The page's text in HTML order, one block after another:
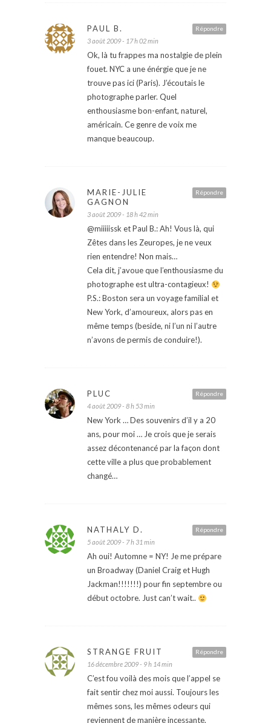
Répondre
PAUL B.
3 août 2009 - 17 h 02 min
Ok, là tu frappes ma nostalgie de plein
fouet. NYC a une énérgie que je ne
trouve pas ici (Paris). J’écoutais le
photographe parler. Quel
enthousiasme bon-enfant, naturel,
américain. Ce genre de voix me
manque beaucoup.
Répondre
MARIE-JULIE
GAGNON
3 août 2009 - 18 h 42 min
@miiiiissk et Paul B.: Ah! Vous là, qui
Zêtes dans les Zeuropes, je ne veux
rien entendre! Non mais…
Cela dit, j’avoue que l’enthousiasme du
photographe est ultra-contagieux!
P.S.: Boston sera un voyage familial et
New York, d’amoureux, alors pas en
même temps (beside, ni l’un ni l’autre
n’avons de permis de conduire!).
Répondre
PLUC
4 août 2009 - 8 h 53 min
New York … Des souvenirs d’il y a 20
ans, pour moi … Je crois que je serais
assez décontenancé par la façon dont
cette ville a plus que probablement
changé…
Répondre
NATHALY D.
5 août 2009 - 7 h 31 min
Ah oui! Automne = NY! Je me prépare
un Broadway (Daniel Craig et Hugh
Jackman!!!!!!!) pour fin septembre ou
début octobre. Just can’t wait..
Répondre
STRANGE FRUIT
16 décembre 2009 - 9 h 14 min
C’est fou voilà des mois que l’appel se
fait sentir chez moi aussi. Toujours les
mêmes sons, les mêmes odeurs qui
reviennent de manière incessante.